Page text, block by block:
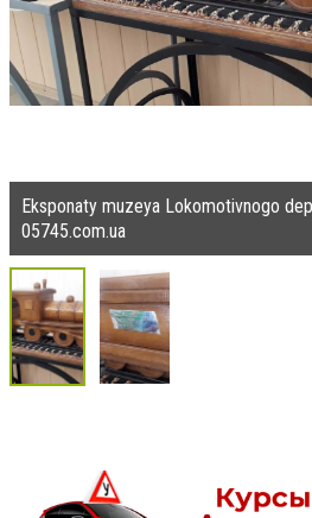
Eksponaty muzeya Lokomotivnogo
05745.com.ua